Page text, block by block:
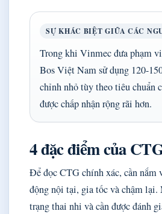
SỰ KHÁC BIỆT GIỮA CÁC
Trong khi Vinmec đưa phạm
Bos Việt Nam sử dụng 120-
chỉnh nhỏ tùy theo tiêu chuẩn
được chấp nhận rộng rãi hơn.
4 đặc điểm của
Để đọc CTG chính xác, cần nắm
động nội tại, gia tốc và chậm
trạng thai nhi và cần được đánh